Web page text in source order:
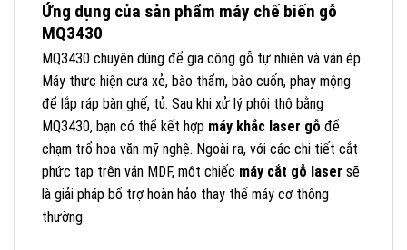
Ứng dụng của sản phẩm máy chế biến gỗ
MQ3430
MQ3430 chuyên dùng để gia công gỗ tự nhiên và ván ép.
Máy thực hiện cưa xẻ, bào thẩm, bào cuốn, phay mộng
để lắp ráp bàn ghế, tủ. Sau khi xử lý phôi thô bằng
MQ3430, bạn có thể kết hợp máy khắc laser gỗ để
chạm trổ hoa văn mỹ nghệ. Ngoài ra, với các chi tiết cắt
phức tạp trên ván MDF, một chiếc máy cắt gỗ laser sẽ
là giải pháp bổ trợ hoàn hảo thay thế máy cơ thông
thường.